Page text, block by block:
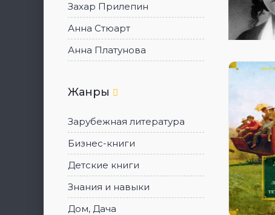
Захар Прилепин
Анна Стюарт
Анна Платунова
Жанры
Зарубежная литература
Бизнес-книги
Детские книги
Знания и навыки
Дом, Дача